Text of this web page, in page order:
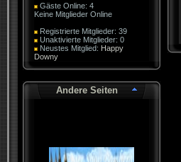
Gäste Online: 4
Keine Mitglieder Online
Registrierte Mitglieder: 39
Unaktivierte Mitglieder: 0
Neustes Mitglied: Happy
Downy
Andere Seiten